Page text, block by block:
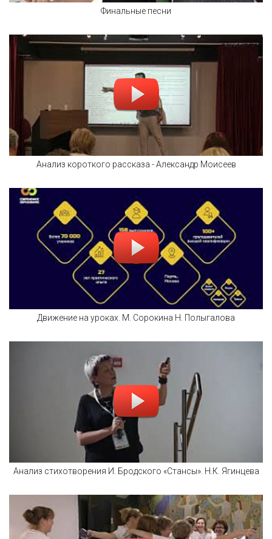
Финальные песни
Анализ короткого рассказа - Александр Моисеев
Движение на уроках. М. Сорокина Н. Полыгалова
Анализ стихотворения И. Бродского «Стансы». Н.К. Ягинцева